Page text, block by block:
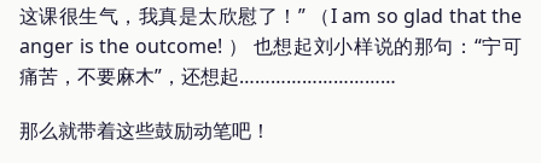
这课很生气，我真是太欣慰了！” （I am so glad that the
anger is the outcome! ） 也想起刘小样说的那句：“宁可
痛苦，不要麻木”，还想起…………………………
那么就带着这些鼓励动笔吧！